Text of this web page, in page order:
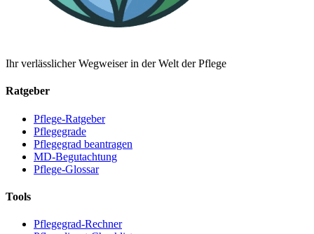
Ihr verlässlicher Wegweiser in der Welt der Pflege
Ratgeber
Pflege-Ratgeber
Pflegegrade
Pflegegrad beantragen
MD-Begutachtung
Pflege-Glossar
Tools
Pflegegrad-Rechner